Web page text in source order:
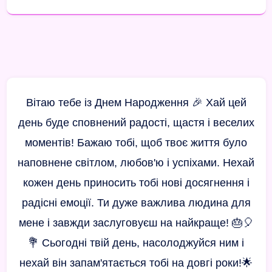
Вітаю тебе із Днем Народження 🎉 Хай цей
день буде сповнений радості, щастя і веселих
моментів! Бажаю тобі, щоб твоє життя було
наповнене світлом, любов'ю і успіхами. Нехай
кожен день приносить тобі нові досягнення і
радісні емоції. Ти дуже важлива людина для
мене і завжди заслуговуєш на найкраще! 🎂🎈
💐 Сьогодні твій день, насолоджуйся ним і
нехай він запам'ятається тобі на довгі роки!🌟